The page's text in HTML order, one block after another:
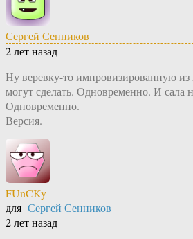
Сергей Сенников
2 лет назад
Ну веревку-то импровизированную
могут сделать. Одновременно. И сала
Одновременно.
Версия.
FUnCKy
для Сергей Сенников
2 лет назад